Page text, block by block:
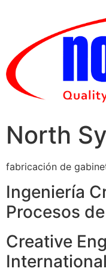
North
fabricación de
Ingeniería
Procesos
Creative